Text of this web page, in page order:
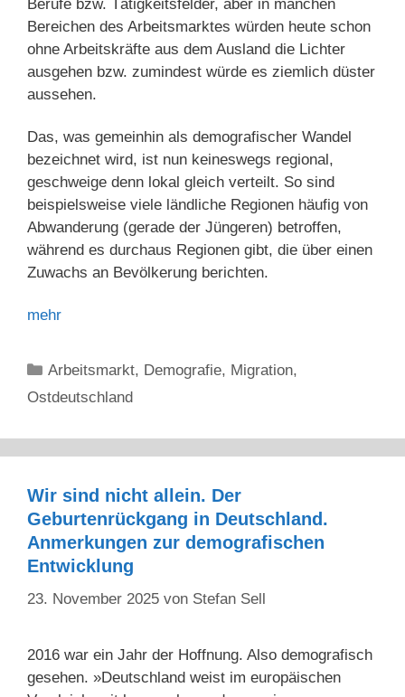
Berufe bzw. Tätigkeitsfelder, aber in manchen
Bereichen des Arbeitsmarktes würden heute schon
ohne Arbeitskräfte aus dem Ausland die Lichter
ausgehen bzw. zumindest würde es ziemlich düster
aussehen.
Das, was gemeinhin als demografischer Wandel
bezeichnet wird, ist nun keineswegs regional,
geschweige denn lokal gleich verteilt. So sind
beispielsweise viele ländliche Regionen häufig von
Abwanderung (gerade der Jüngeren) betroffen,
während es durchaus Regionen gibt, die über einen
Zuwachs an Bevölkerung berichten.
mehr
Kategorien
Arbeitsmarkt, Demografie, Migration,
Ostdeutschland
Wir sind nicht allein. Der
Geburtenrückgang in Deutschland.
Anmerkungen zur demografischen
Entwicklung
23. November 2025 von Stefan Sell
2016 war ein Jahr der Hoffnung. Also demografisch
gesehen. »Deutschland weist im europäischen